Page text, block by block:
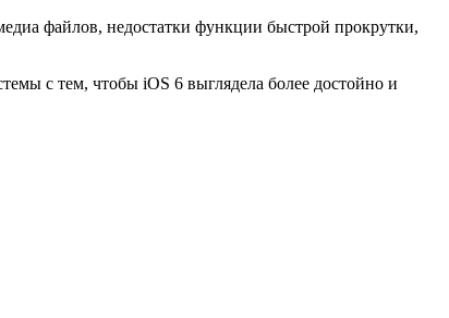
файлов, недостатки функции быстрой прокрутки,
с тем, чтобы iOS 6 выглядела более достойно и